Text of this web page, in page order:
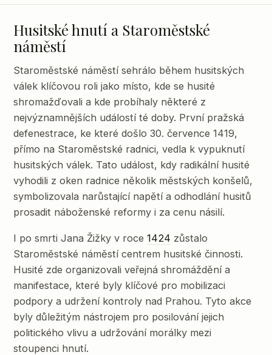
Husitské hnutí a Staroměstské
náměstí
Staroměstské náměstí sehrálo během husitských
válek klíčovou roli jako místo, kde se husité
shromažďovali a kde probíhaly některé z
nejvýznamnějších událostí té doby. První pražská
defenestrace, ke které došlo 30. července 1419,
přímo na Staroměstské radnici, vedla k vypuknutí
husitských válek. Tato událost, kdy radikální husité
vyhodili z oken radnice několik městských konšelů,
symbolizovala narůstající napětí a odhodlání husitů
prosadit náboženské reformy i za cenu násilí.
I po smrti Jana Žižky v roce1424 zůstalo
Staroměstské náměstí centrem husitské činnosti.
Husité zde organizovali veřejná shromáždění a
manifestace, které byly klíčové pro mobilizaci
podpory a udržení kontroly nad Prahou. Tyto akce
byly důležitým nástrojem pro posilování jejich
politického vlivu a udržování morálky mezi
stoupenci hnutí.